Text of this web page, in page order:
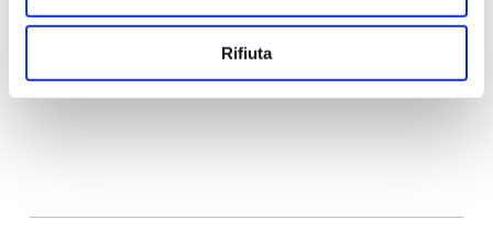
Rifiuta
Share Share Share